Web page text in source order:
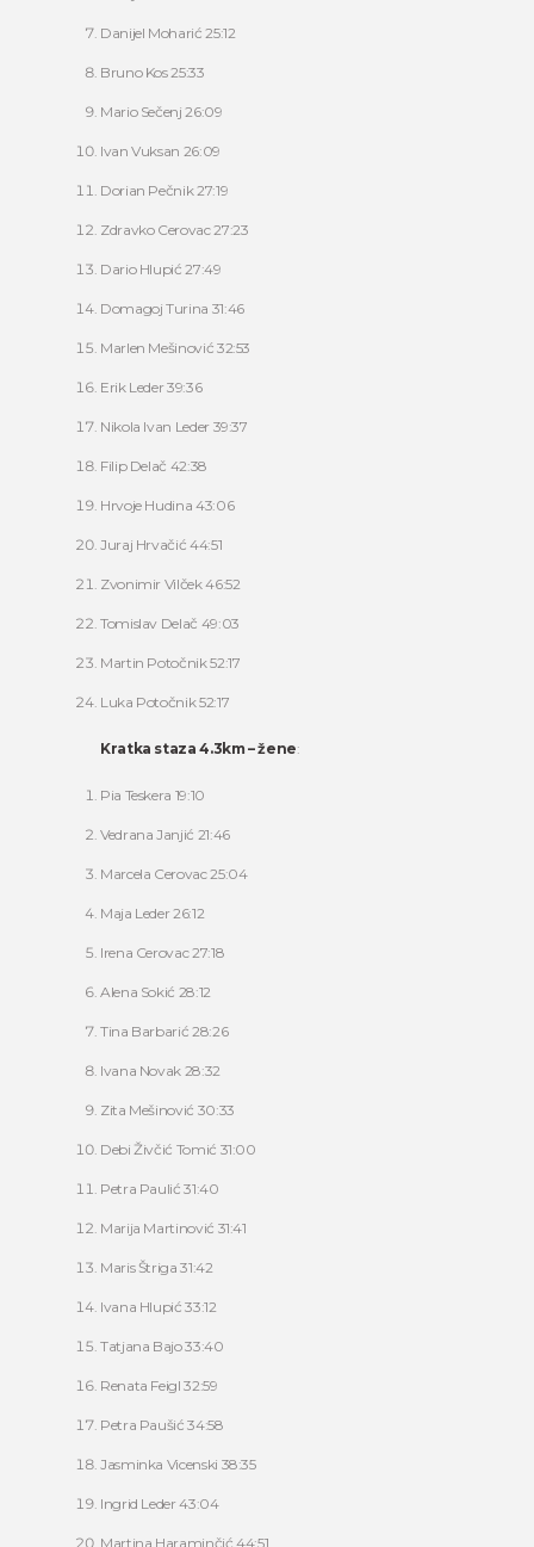
Danijel Moharić 25:12
Bruno Kos 25:33
Mario Sečenj 26:09
Ivan Vuksan 26:09
Dorian Pečnik 27:19
Zdravko Cerovac 27:23
Dario Hlupić 27:49
Domagoj Turina 31:46
Marlen Mešinović 32:53
Erik Leder 39:36
Nikola Ivan Leder 39:37
Filip Delač 42:38
Hrvoje Hudina 43:06
Juraj Hrvačić 44:51
Zvonimir Vilček 46:52
Tomislav Delač 49:03
Martin Potočnik 52:17
Luka Potočnik 52:17
Kratka staza 4.3km – žene:
Pia Teskera 19:10
Vedrana Janjić 21:46
Marcela Cerovac 25:04
Maja Leder 26:12
Irena Cerovac 27:18
Alena Sokić 28:12
Tina Barbarić 28:26
Ivana Novak 28:32
Zita Mešinović 30:33
Debi Živčić Tomić 31:00
Petra Paulić 31:40
Marija Martinović 31:41
Maris Štriga 31:42
Ivana Hlupić 33:12
Tatjana Bajo 33:40
Renata Feigl 32:59
Petra Paušić 34:58
Jasminka Vicenski 38:35
Ingrid Leder 43:04
Martina Haraminčić 44:51